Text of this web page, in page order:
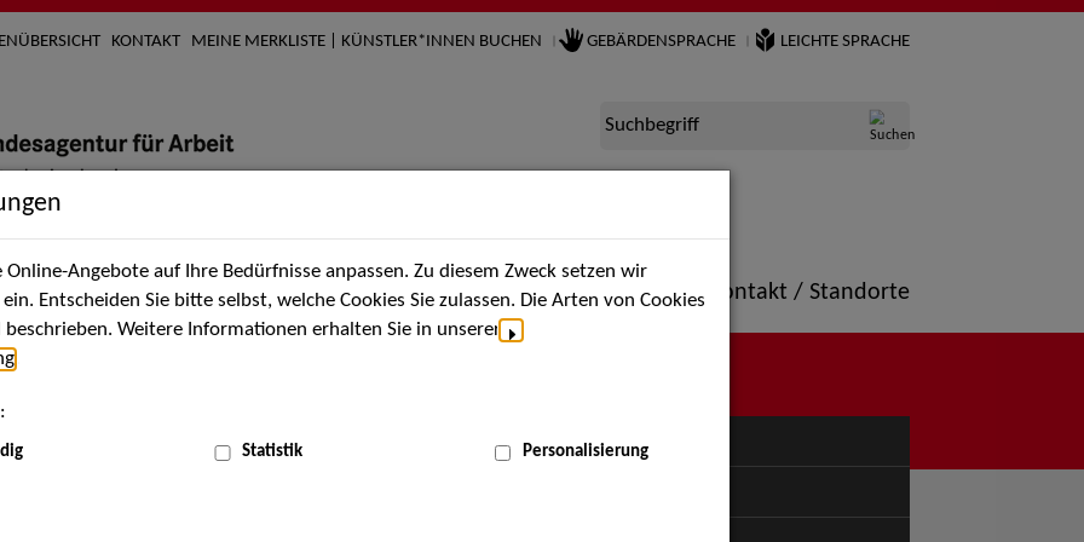
KONTAKT MEINE MERKLISTE | KÜNSTLER*INNEN BUCHEN GEBÄRDENSPRACHE LEICHTE SPRACHE
Suchbegriff
Künstler*innen Über uns Aktuelles Termine Portfolio Kontakt / Standorte
MENÜ
Angebote auf Ihre Bedürfnisse anpassen. Zu diesem Zweck setzen wir
Entscheiden Sie bitte selbst, welche Cookies Sie zulassen. Die Arten von Cookies
Weitere Informationen erhalten Sie in unserer
Statistik Personalisierung